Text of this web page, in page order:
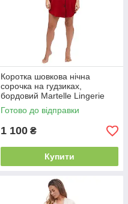
Коротка шовкова нічна
сорочка на гудзиках,
бордовий Martelle Lingerie
103
Готово до відправки
1 100 ₴
Купити